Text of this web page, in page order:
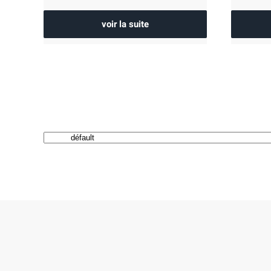
voir la suite